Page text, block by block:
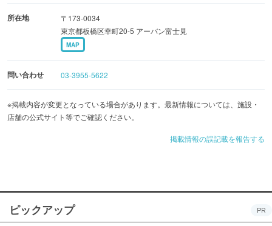
所在地
〒173-0034
東京都板橋区幸町20-5 アーバン富士見
MAP
問い合わせ 03-3955-5622
※掲載内容が変更となっている場合があります。最新情報については、施設・
店舗の公式サイト等でご確認ください。
掲載情報の誤記載を報告する
ピックアップ PR